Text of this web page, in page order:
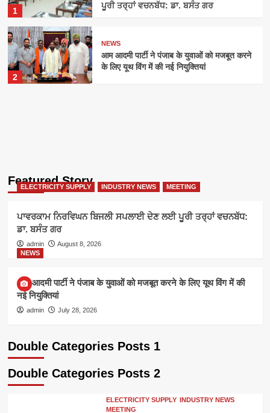
1
ਪੂਰੀ ਤਰ੍ਹਾਂ ਵਚਨਬੱਧ: ਡਾ. ਬਸੰਤ ਗਰ
2
NEWS
आम आदमी पार्टी ने पंजाब के युवाओं को मजबूत करने
के लिए यूथ विंग में की नई नियुक्तियां
Featured Story
ELECTRICITY SUPPLY INDUSTRY NEWS MEETING
ਪਾਵਰਕਾਮ ਨਿਰਵਿਘਨ ਬਿਜਲੀ ਸਪਲਾਈ ਦੇਣ ਲਈ ਪੂਰੀ ਤਰ੍ਹਾਂ ਵਚਨਬੱਧ:
ਡਾ. ਬਸੰਤ ਗਰ
admin
August 8, 2026
NEWS
आम आदमी पार्टी ने पंजाब के युवाओं को मजबूत करने के लिए यूथ विंग में की
नई नियुक्तियां
admin July 28, 2026
Double Categories Posts 1
Double Categories Posts 2
ELECTRICITY SUPPLY INDUSTRY NEWS
MEETING